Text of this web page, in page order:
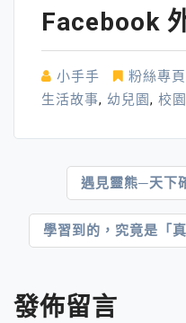
Facebook
小手手 粉絲專
生活故事, 幼兒園, 校
章
導
覽
遇見靈熊─天下
學習到的，究竟是「
發佈留言